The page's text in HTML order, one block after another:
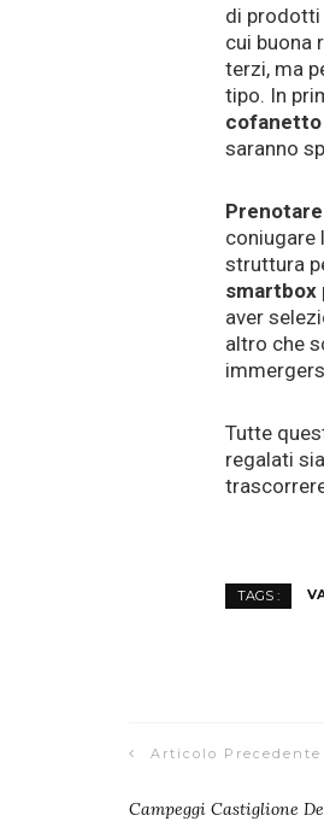
di prodotti
cui buona
terzi, ma
tipo. In
cofanetto
saranno
coniugare
struttura
smartbox
aver
altro che
Tutte
regalati
TAGS :
Articolo Precedente
Campeggi Castiglione